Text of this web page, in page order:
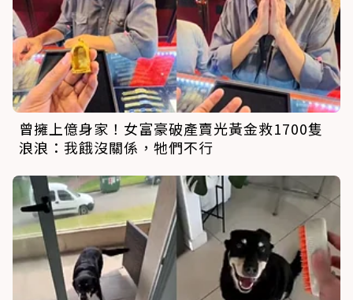
曾擁上億身家！女富豪破產賣光黃金救1700隻
浪浪：我餓沒關係，牠們不行